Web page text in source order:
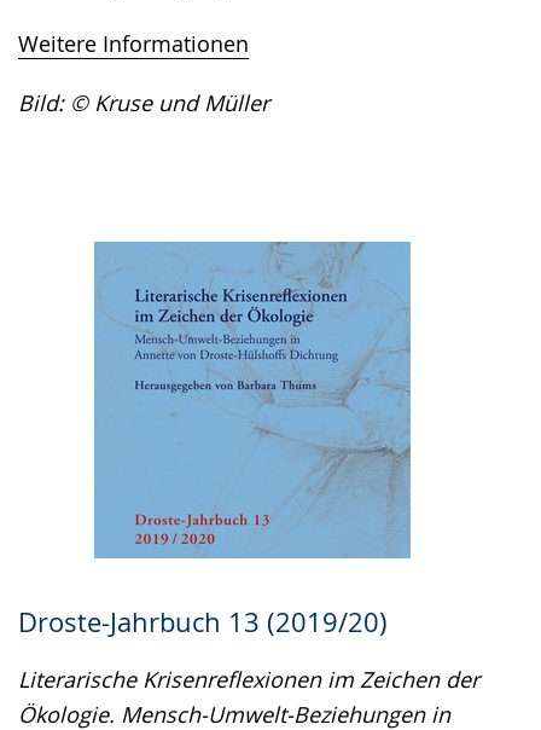
Weitere Informationen
Bild: © Kruse und Müller
Droste-Jahrbuch 13 (2019/20)
Literarische Krisenreflexionen im Zeichen der
Ökologie. Mensch-Umwelt-Beziehungen in